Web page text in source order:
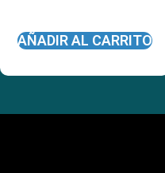
AÑADIR AL CARRITO